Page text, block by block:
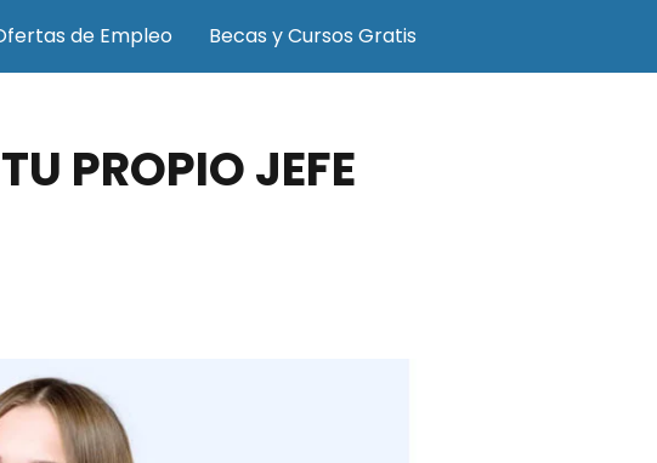
de Empleo Becas y Cursos Gratis
PROPIO JEFE